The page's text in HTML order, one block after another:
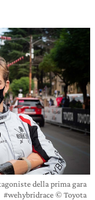
della prima gara
#wehybridrace © Toyota